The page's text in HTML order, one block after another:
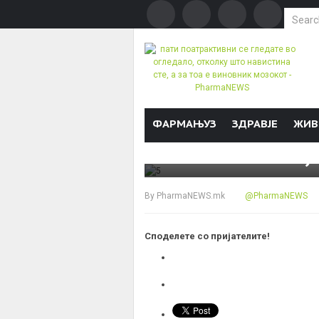
Search
ФАРМАЊУЗ ЗДРАВЈЕ
БРОЈКИ & ФАКТИ
пати
навистина
By PharmaNEWS.mk @PharmaNEWS
Споделете со пријателите!